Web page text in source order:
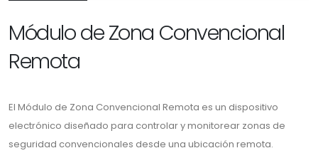
Módulo de Zona Convencional
Remota
El Módulo de Zona Convencional Remota es un dispositivo
electrónico diseñado para controlar y monitorear zonas de
seguridad convencionales desde una ubicación remota.